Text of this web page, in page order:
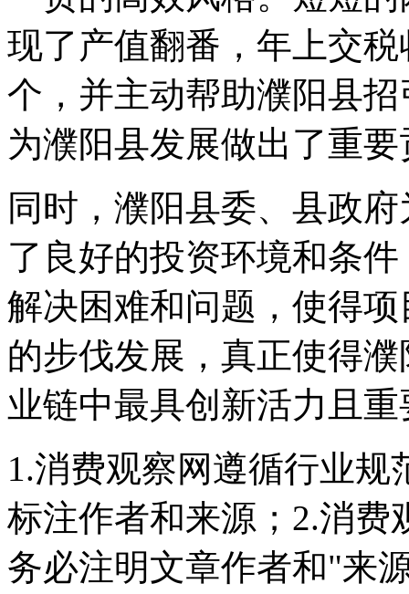
现了产值翻番，年上交
个，并主动帮助濮阳县
为濮阳县发展做出了重
同时，濮阳县委、县政
了良好的投资环境和条
解决困难和问题，使得
的步伐发展，真正使得
业链中最具创新活力且
1.消费观察网遵循行业
标注作者和来源；2.消费
务必注明文章作者和"来